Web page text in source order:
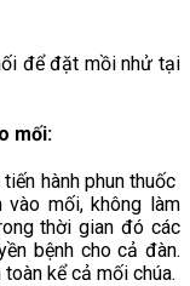
để đặt mồi nhử tại
mối:
hành phun thuốc
vào mối, không làm
thời gian đó các
bệnh cho cả đàn.
kể cả mối chúa.